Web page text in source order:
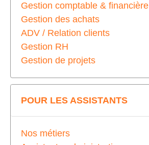
Gestion comptable & financière
Gestion des achats
ADV / Relation clients
Gestion RH
Gestion de projets
POUR LES ASSISTANTS
Nos métiers